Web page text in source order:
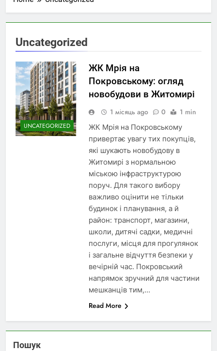
Uncategorized
UNCATEGORIZED
ЖК Мрія на
Покровському: огляд
новобудови в Житомирі
1 місяць ago 0 1 min
ЖК Мрія на Покровському
привертає увагу тих покупців,
які шукають новобудову в
Житомирі з нормальною
міською інфраструктурою
поруч. Для такого вибору
важливо оцінити не тільки
будинок і планування, а й
район: транспорт, магазини,
школи, дитячі садки, медичні
послуги, місця для прогулянок
і загальне відчуття безпеки у
вечірній час. Покровський
напрямок зручний для частини
мешканців тим,…
Read More
Пошук